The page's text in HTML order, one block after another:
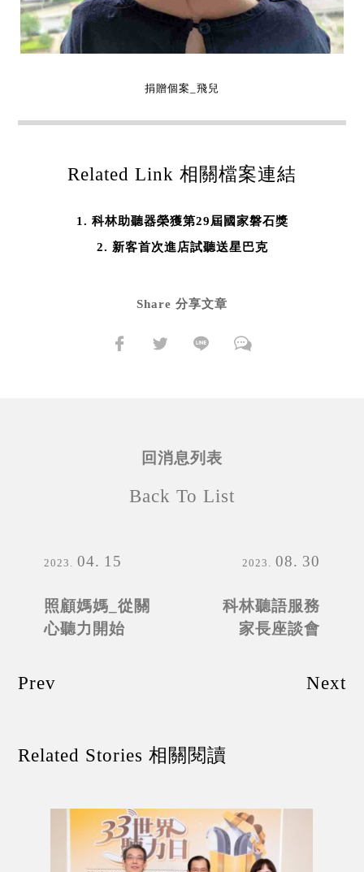
捐贈個案_飛兒
Related Link 相關檔案連結
科林助聽器榮獲第29屆國家磐石獎
新客首次進店試聽送星巴克
Share 分享文章
2023 04 15
照顧媽媽_從關
心聽力開始
Prev
回消息列表
Back To List
2023 08 30
科林聽語服務
家長座談會
Next
Related Stories 相關閱讀